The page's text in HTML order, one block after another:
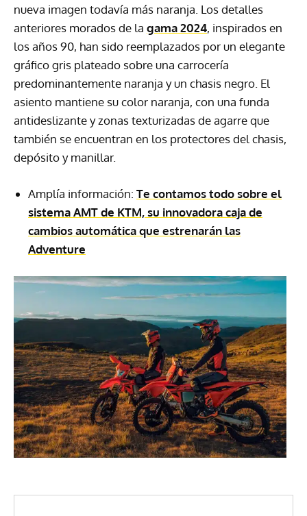
nueva imagen todavía más naranja. Los detalles
anteriores morados de la gama 2024, inspirados en
los años 90, han sido reemplazados por un elegante
gráfico gris plateado sobre una carrocería
predominantemente naranja y un chasis negro. El
asiento mantiene su color naranja, con una funda
antideslizante y zonas texturizadas de agarre que
también se encuentran en los protectores del chasis,
depósito y manillar.
Amplía información: Te contamos todo sobre el
sistema AMT de KTM, su innovadora caja de
cambios automática que estrenarán las
Adventure